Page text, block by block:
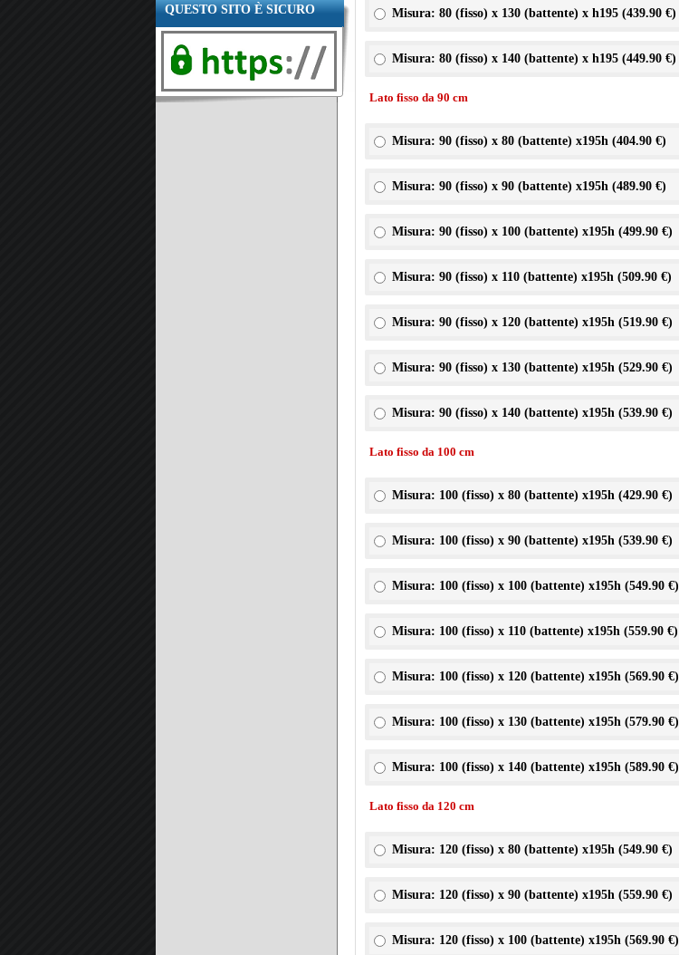
QUESTO SITO È SICURO Misura: 80 (fisso) x 130 (battente) x h195 (439.90 €)
Misura: 80 (fisso) x 140 (battente) x h195 (449.90 €)
Lato fisso da 90 cm
Misura: 90 (fisso) x 80 (battente) x195h (404.90 €)
Misura: 90 (fisso) x 90 (battente) x195h (489.90 €)
Misura: 90 (fisso) x 100 (battente) x195h (499.90 €)
Misura: 90 (fisso) x 110 (battente) x195h (509.90 €)
Misura: 90 (fisso) x 120 (battente) x195h (519.90 €)
Misura: 90 (fisso) x 130 (battente) x195h (529.90 €)
Misura: 90 (fisso) x 140 (battente) x195h (539.90 €)
Lato fisso da 100 cm
Misura: 100 (fisso) x 80 (battente) x195h (429.90 €)
Misura: 100 (fisso) x 90 (battente) x195h (539.90 €)
Misura: 100 (fisso) x 100 (battente) x195h (549.90 €)
Misura: 100 (fisso) x 110 (battente) x195h (559.90 €)
Misura: 100 (fisso) x 120 (battente) x195h (569.90 €)
Misura: 100 (fisso) x 130 (battente) x195h (579.90 €)
Misura: 100 (fisso) x 140 (battente) x195h (589.90 €)
Lato fisso da 120 cm
Misura: 120 (fisso) x 80 (battente) x195h (549.90 €)
Misura: 120 (fisso) x 90 (battente) x195h (559.90 €)
Misura: 120 (fisso) x 100 (battente) x195h (569.90 €)